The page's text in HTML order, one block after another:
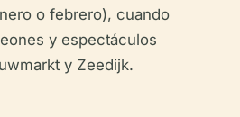
o febrero), cuando
y espectáculos
y Zeedijk.